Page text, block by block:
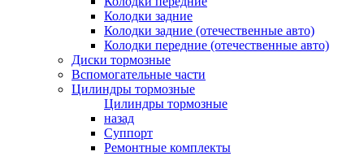
Колодки задние
Колодки задние (отечественные авто)
Колодки передние (отечественные авто)
Диски тормозные
Вспомогательные части
Цилиндры тормозные
Цилиндры тормозные
назад
Суппорт
Ремонтные комплекты